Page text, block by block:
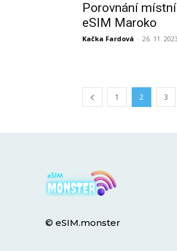
Porovnání
eSIM Maroko
Kačka Fardová - 26. 11. 2023
1 2 3
© eSIM.monster